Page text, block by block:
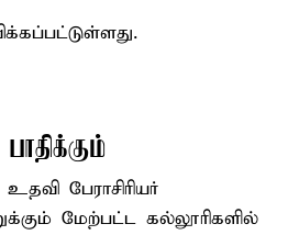
பேராசிரியர்
மேற்பட்ட கல்லூரிகளில்